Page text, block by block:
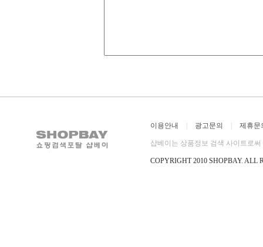
이용안내 광고문의 제휴문
샵베이는 상품정보 검색 사이트로
COPYRIGHT 2010 SHOPBAY. ALL